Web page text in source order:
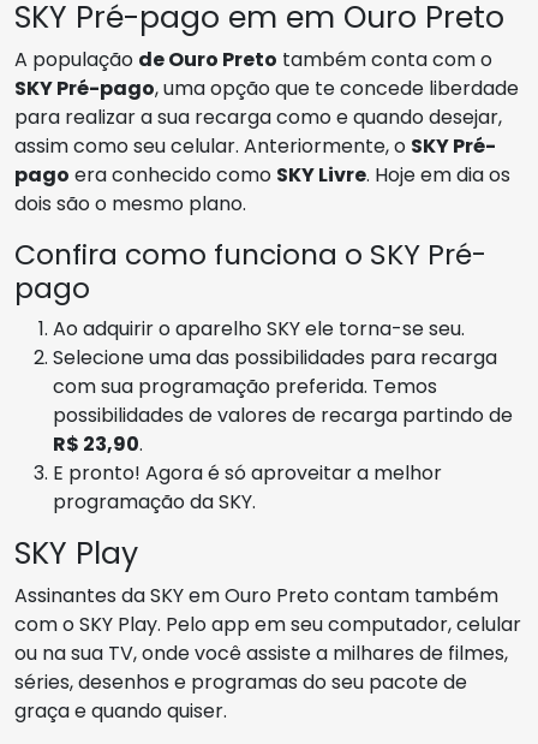
SKY Pré-pago em em Ouro Preto
A população de Ouro Preto também conta com o
SKY Pré-pago, uma opção que te concede liberdade
para realizar a sua recarga como e quando desejar,
assim como seu celular. Anteriormente, o SKY Pré-
pago era conhecido como SKY Livre. Hoje em dia os
dois são o mesmo plano.
Confira como funciona o SKY Pré-
pago
Ao adquirir o aparelho SKY ele torna-se seu.
Selecione uma das possibilidades para recarga
com sua programação preferida. Temos
possibilidades de valores de recarga partindo de
R$ 23,90.
E pronto! Agora é só aproveitar a melhor
programação da SKY.
SKY Play
Assinantes da SKY em Ouro Preto contam também
com o SKY Play. Pelo app em seu computador, celular
ou na sua TV, onde você assiste a milhares de filmes,
séries, desenhos e programas do seu pacote de
graça e quando quiser.